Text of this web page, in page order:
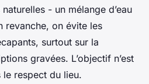
- un mélange d’eau
revanche, on évite les
surtout sur la
gravées. L’objectif n’est
le respect du lieu.